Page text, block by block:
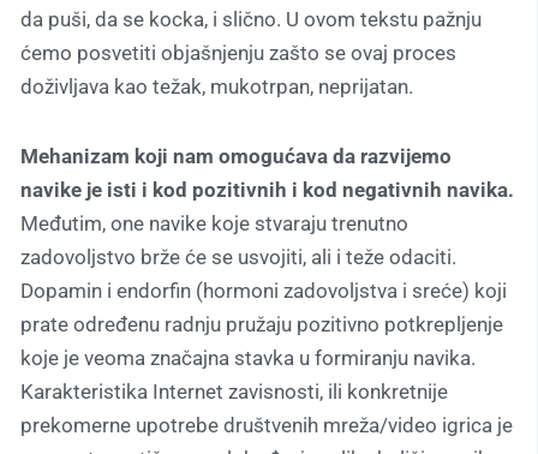
da puši, da se kocka, i slično. U ovom tekstu pažnju
ćemo posvetiti objašnjenju zašto se ovaj proces
doživljava kao težak, mukotrpan, neprijatan.
Mehanizam koji nam omogućava da razvijemo
navike je isti i kod pozitivnih i kod negativnih navika.
Međutim, one navike koje stvaraju trenutno
zadovoljstvo brže će se usvojiti, ali i teže odaciti.
Dopamin i endorfin (hormoni zadovoljstva i sreće) koji
prate određenu radnju pružaju pozitivno potkrepljenje
koje je veoma značajna stavka u formiranju navika.
Karakteristika Internet zavisnosti, ili konkretnije
prekomerne upotrebe društvenih mreža/video igrica je